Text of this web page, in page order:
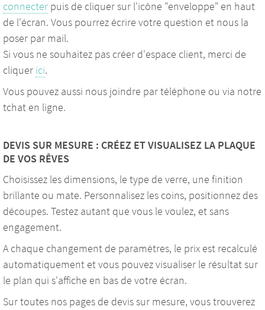
connecter puis de cliquer sur l'icône "enveloppe" en haut
de l'écran. Vous pourrez écrire votre question et nous la
poser par mail.
Si vous ne souhaitez pas créer d'espace client, merci de
cliquer ici.
Vous pouvez aussi nous joindre par téléphone ou via notre
tchat en ligne.
DEVIS SUR MESURE : CRÉEZ ET VISUALISEZ LA PLAQUE
DE VOS RÊVES
Choisissez les dimensions, le type de verre, une finition
brillante ou mate. Personnalisez les coins, positionnez des
découpes. Testez autant que vous le voulez, et sans
engagement.
A chaque changement de paramètres, le prix est recalculé
automatiquement et vous pouvez visualiser le résultat sur
le plan qui s'affiche en bas de votre écran.
Sur toutes nos pages de devis sur mesure, vous trouverez